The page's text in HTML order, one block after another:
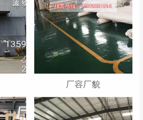
厂容厂貌